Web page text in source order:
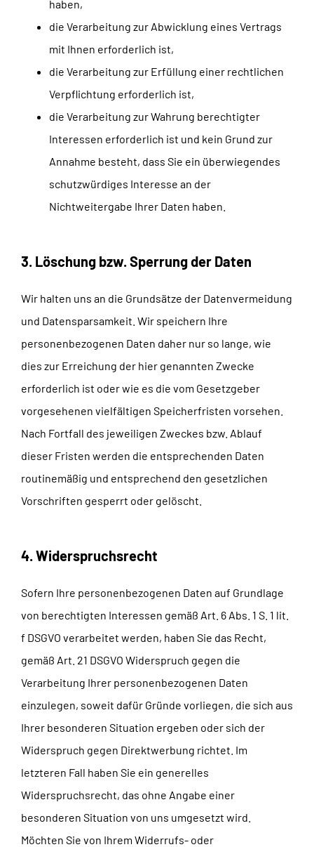
haben,
die Verarbeitung zur Abwicklung eines Vertrags
mit Ihnen erforderlich ist,
die Verarbeitung zur Erfüllung einer rechtlichen
Verpflichtung erforderlich ist,
die Verarbeitung zur Wahrung berechtigter
Interessen erforderlich ist und kein Grund zur
Annahme besteht, dass Sie ein überwiegendes
schutzwürdiges Interesse an der
Nichtweitergabe Ihrer Daten haben.
3. Löschung bzw. Sperrung der Daten
Wir halten uns an die Grundsätze der Datenvermeidung
und Datensparsamkeit. Wir speichern Ihre
personenbezogenen Daten daher nur so lange, wie
dies zur Erreichung der hier genannten Zwecke
erforderlich ist oder wie es die vom Gesetzgeber
vorgesehenen vielfältigen Speicherfristen vorsehen.
Nach Fortfall des jeweiligen Zweckes bzw. Ablauf
dieser Fristen werden die entsprechenden Daten
routinemäßig und entsprechend den gesetzlichen
Vorschriften gesperrt oder gelöscht.
4. Widerspruchsrecht
Sofern Ihre personenbezogenen Daten auf Grundlage
von berechtigten Interessen gemäß Art. 6 Abs. 1 S. 1 lit.
f DSGVO verarbeitet werden, haben Sie das Recht,
gemäß Art. 21 DSGVO Widerspruch gegen die
Verarbeitung Ihrer personenbezogenen Daten
einzulegen, soweit dafür Gründe vorliegen, die sich aus
Ihrer besonderen Situation ergeben oder sich der
Widerspruch gegen Direktwerbung richtet. Im
letzteren Fall haben Sie ein generelles
Widerspruchsrecht, das ohne Angabe einer
besonderen Situation von uns umgesetzt wird.
Möchten Sie von Ihrem Widerrufs- oder